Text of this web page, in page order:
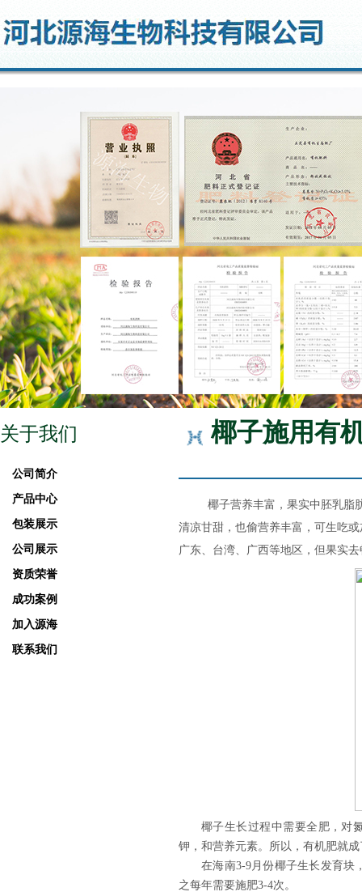
关于我们
公司简介
产品中心
包装展示
公司展示
资质荣誉
成功案例
加入源海
联系我们
椰子施用有
椰子营养丰富，果实中胚乳脂
清凉甘甜，也偷营养丰富，可生吃
广东、台湾、广西等地区，但果实
椰子生长过程中需要全肥，对
钾，和营养元素。所以，有机肥就
在海南3-9月份椰子生长发育块
之每年需要施肥3-4次。